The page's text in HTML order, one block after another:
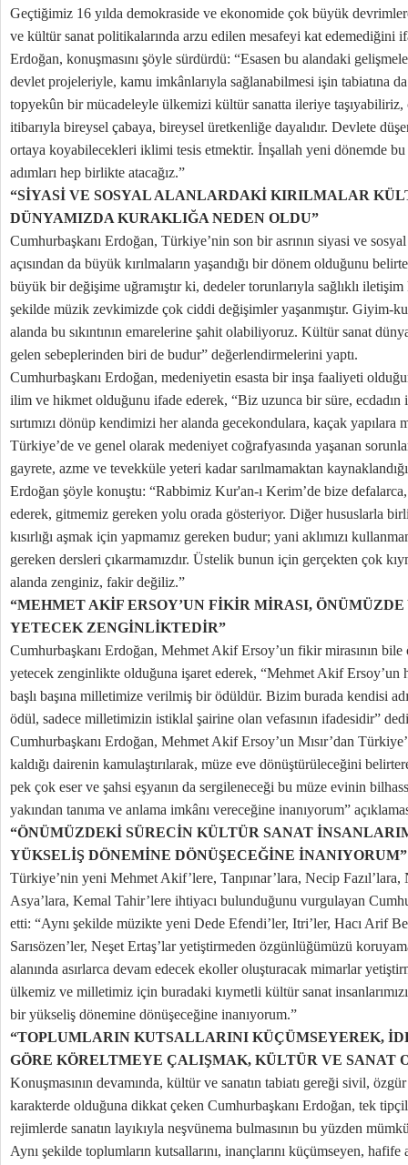
Geçtiğimiz 16 yılda demokraside ve ekonomide çok büyük
ve kültür sanat politikalarında arzu edilen mesafeyi kat edemediğini
Erdoğan, konuşmasını şöyle sürdürdü: “Esasen bu alandaki
devlet projeleriyle, kamu imkânlarıyla sağlanabilmesi işin tabiatına
topyekûn bir mücadeleyle ülkemizi kültür sanatta ileriye
itibarıyla bireysel çabaya, bireysel üretkenliğe dayalıdır. Devlete
ortaya koyabilecekleri iklimi tesis etmektir. İnşallah yeni dönemde
adımları hep birlikte atacağız.”
“SİYASİ VE SOSYAL ALANLARDAKİ KIRILMALAR
DÜNYAMIZDA KURAKLIĞA NEDEN OLDU”
Cumhurbaşkanı Erdoğan, Türkiye’nin son bir asrının siyasi ve
açısından da büyük kırılmaların yaşandığı bir dönem olduğunu
büyük bir değişime uğramıştır ki, dedeler torunlarıyla sağlıklı
şekilde müzik zevkimizde çok ciddi değişimler yaşanmıştır. Giyim-
alanda bu sıkıntının emarelerine şahit olabiliyoruz. Kültür sanat
gelen sebeplerinden biri de budur” değerlendirmelerini yaptı.
Cumhurbaşkanı Erdoğan, medeniyetin esasta bir inşa faaliyeti
ilim ve hikmet olduğunu ifade ederek, “Biz uzunca bir süre, ecdadın
sırtımızı dönüp kendimizi her alanda gecekondulara, kaçak
Türkiye’de ve genel olarak medeniyet coğrafyasında yaşanan
gayrete, azme ve tevekküle yeteri kadar sarılmamaktan
Erdoğan şöyle konuştu: “Rabbimiz Kur'an-ı Kerim’de bize
ederek, gitmemiz gereken yolu orada gösteriyor. Diğer hususlarla
kısırlığı aşmak için yapmamız gereken budur; yani aklımızı
gereken dersleri çıkarmamızdır. Üstelik bunun için gerçekten çok
alanda zenginiz, fakir değiliz.”
“MEHMET AKİF ERSOY’UN FİKİR MİRASI,
YETECEK ZENGİNLİKTEDİR”
Cumhurbaşkanı Erdoğan, Mehmet Akif Ersoy’un fikir mirasının
yetecek zenginlikte olduğuna işaret ederek, “Mehmet Akif Ersoy’un
başlı başına milletimize verilmiş bir ödüldür. Bizim burada kendisi
ödül, sadece milletimizin istiklal şairine olan vefasının ifadesidir”
Cumhurbaşkanı Erdoğan, Mehmet Akif Ersoy’un Mısır’dan
kaldığı dairenin kamulaştırılarak, müze eve dönüştürüleceğini
pek çok eser ve şahsi eşyanın da sergileneceği bu müze evinin
yakından tanıma ve anlama imkânı vereceğine inanıyorum”
“ÖNÜMÜZDEKİ SÜRECİN KÜLTÜR SANAT
YÜKSELİŞ DÖNEMİNE DÖNÜŞECEĞİNE İNANIYORUM”
Türkiye’nin yeni Mehmet Akif’lere, Tanpınar’lara, Necip
Asya’lara, Kemal Tahir’lere ihtiyacı bulunduğunu vurgulayan
etti: “Aynı şekilde müzikte yeni Dede Efendi’ler, Itri’ler, Hacı Arif
Sarısözen’ler, Neşet Ertaş’lar yetiştirmeden özgünlüğümüzü
alanında asırlarca devam edecek ekoller oluşturacak mimarlar
ülkemiz ve milletimiz için buradaki kıymetli kültür sanat
bir yükseliş dönemine dönüşeceğine inanıyorum.”
“TOPLUMLARIN KUTSALLARINI KÜÇÜMSEYEREK,
GÖRE KÖRELTMEYE ÇALIŞMAK, KÜLTÜR VE SANAT
Konuşmasının devamında, kültür ve sanatın tabiatı gereği sivil,
karakterde olduğuna dikkat çeken Cumhurbaşkanı Erdoğan, tek
rejimlerde sanatın layıkıyla neşvünema bulmasının bu yüzden
Aynı şekilde toplumların kutsallarını, inançlarını küçümseyen,